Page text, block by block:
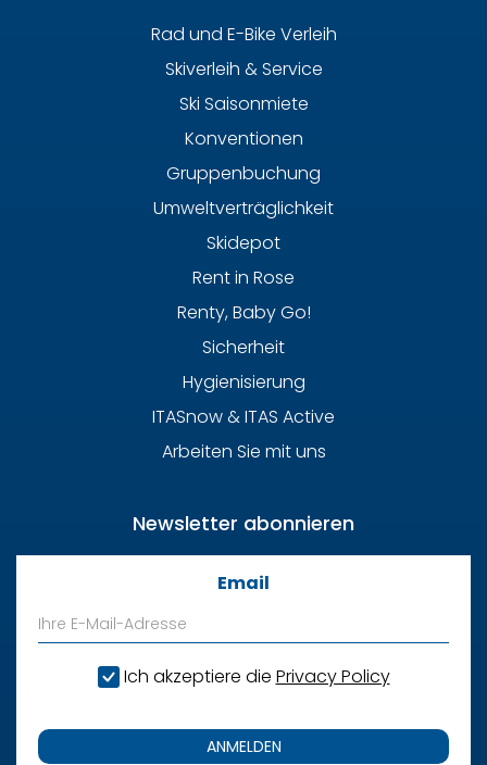
Rad und E-Bike Verleih
Skiverleih & Service
Ski Saisonmiete
Konventionen
Gruppenbuchung
Umweltverträglichkeit
Skidepot
Rent in Rose
Renty, Baby Go!
Sicherheit
Hygienisierung
ITASnow & ITAS Active
Arbeiten Sie mit uns
Newsletter abonnieren
Email
Ich akzeptiere die Privacy Policy
ANMELDEN